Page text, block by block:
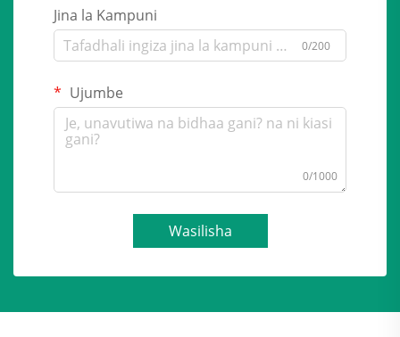
Jina la Kampuni
0/200
Ujumbe
0/1000
Wasilisha